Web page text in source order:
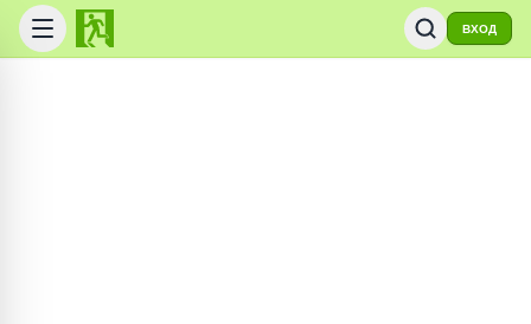
ВХОД